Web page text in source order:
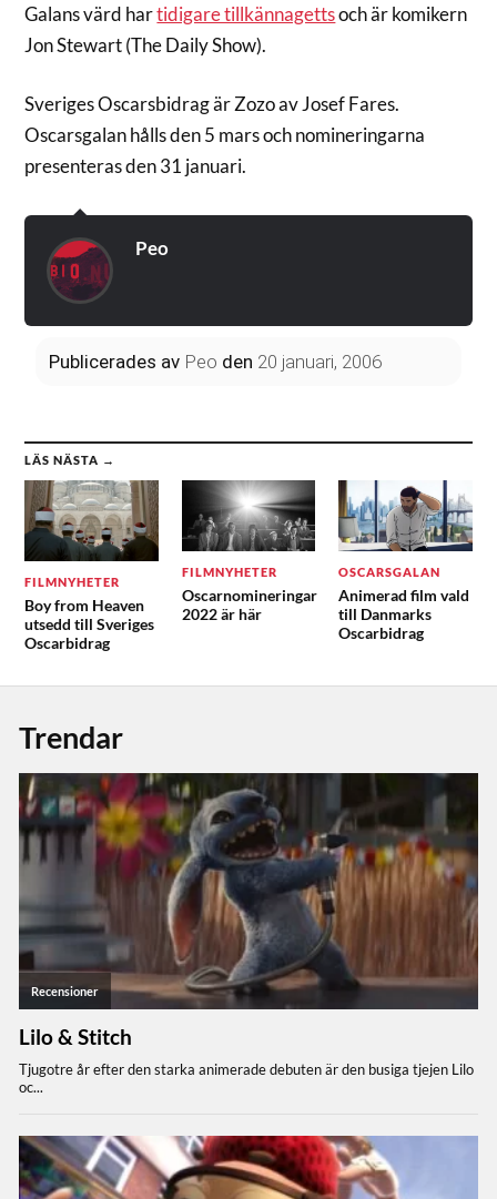
Galans värd hartidigare tillkännagettsoch är komikern
Jon Stewart (The Daily Show).
Sveriges Oscarsbidrag är Zozo av Josef Fares.
Oscarsgalan hålls den 5 mars och nomineringarna
presenteras den 31 januari.
Peo
Publicerades av Peo den 20 januari, 2006
LÄS NÄSTA →
FILMNYHETER
Boy from Heaven
utsedd till Sveriges
Oscarbidrag
FILMNYHETER
Oscarnomineringar
2022 är här
OSCARSGALAN
Animerad film vald
till Danmarks
Oscarbidrag
Trendar